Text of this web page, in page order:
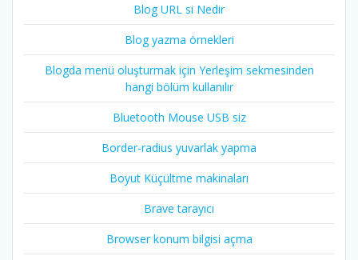
Blog URL si Nedir
Blog yazma örnekleri
Blogda menü oluşturmak için Yerleşim sekmesinden
hangi bölüm kullanılır
Bluetooth Mouse USB siz
Border-radius yuvarlak yapma
Boyut Küçültme makinaları
Brave tarayıcı
Browser konum bilgisi açma